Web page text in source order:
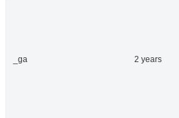
_ga 2 years